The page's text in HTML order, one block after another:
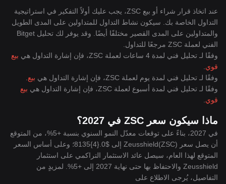
عند اتخاذ قرار شراء أو بيع ZSC، يجب عليك أولاً التفكير في استراتيجية
التداول الخاصة بك. سيكون نشاط التداول للمتداولين على المدى الطويل
والمتداولين على المدى القصير مختلفًا أيضًا. وقد يوفر لك تحليل Bitget
الفني لعملة ZSC مرجعًا للتداول.
وفقًا لـ تحليل فني لمدة 4 ساعات لعملة ZSC، فإن إشارة التداول هي
بيع
قوي
وفقًا لـ تحليل فني لمدة يوم لعملة ZSC، فإن إشارة التداول هي
بيع
وفقًا لـ تحليل فني لمدة أسبوع لعملة ZSC، فإن إشارة التداول هي
بيع
قوي
ماذا سيكون سعر ZSC في 2027؟
في 2027، بناءً على توقعات معدّل النمو السنوي بنسبة +5%، من المتوقع
أن يصل سعر Zeusshield(ZSC) إلى $0.{4}8135؛ وعلى أساس السعر
المتوقع لهذا العام، سيصل عائد الاستثمار التراكمي على استثمار
Zeusshield والاحتفاظ بها حتى نهاية 2027 إلى +5%. لمزيدٍ من
التفاصيل، يُرجى الاطلاع على